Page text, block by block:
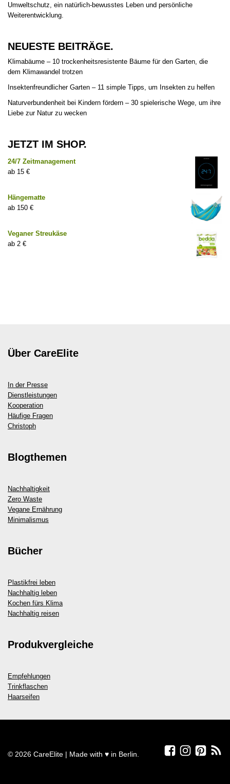
Umweltschutz, ein natürlich-bewusstes Leben und persönliche
Weiterentwicklung.
NEUESTE BEITRÄGE.
Klimabäume – 10 trockenheitsresistente Bäume für den Garten, die
dem Klimawandel trotzen
Insektenfreundlicher Garten – 11 simple Tipps, um Insekten zu helfen
Naturverbundenheit bei Kindern fördern – 30 spielerische Wege, um ihre
Liebe zur Natur zu wecken
JETZT IM SHOP.
24/7 Zeitmanagement
15 €
Hängematte
150 €
Veganer Streukäse
2 €
Über CareElite
In der Presse
Dienstleistungen
Kooperation
Häufige Fragen
Christoph
Blogthemen
Nachhaltigkeit
Zero Waste
Vegane Ernährung
Minimalismus
Bücher
Plastikfrei leben
Nachhaltig leben
Kochen fürs Klima
Nachhaltig reisen
Produkvergleiche
Empfehlungen
Trinkflaschen
Haarseifen
© 2026 CareElite | Made with ♥ in Berlin.